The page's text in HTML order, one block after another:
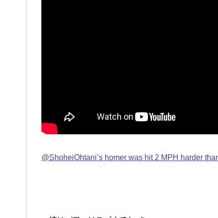
@ShoheiOhtani’s homer was hit 2 MPH harder